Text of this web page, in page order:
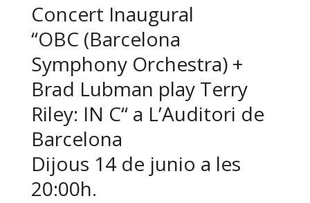
Concert Inaugural
“OBC (Barcelona
Symphony Orchestra) +
Brad Lubman play Terry
Riley: IN C“ a L’Auditori de
Barcelona
Dijous 14 de junio a les
20:00h.